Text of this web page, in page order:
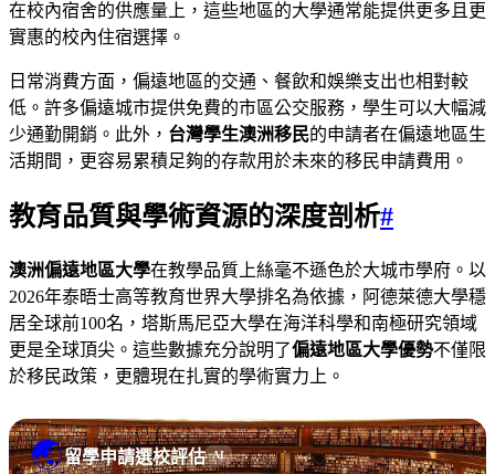
在校內宿舍的供應量上，這些地區的大學通常能提供更多且更
實惠的校內住宿選擇。
日常消費方面，偏遠地區的交通、餐飲和娛樂支出也相對較
低。許多偏遠城市提供免費的市區公交服務，學生可以大幅減
少通勤開銷。此外， 台灣學生澳洲移民的申請者在偏遠地區生
活期間，更容易累積足夠的存款用於未來的移民申請費用。
教育品質與學術資源的深度剖析#
澳洲偏遠地區大學在教學品質上絲毫不遜色於大城市學府。以
2026年泰晤士高等教育世界大學排名為依據，阿德萊德大學穩
居全球前100名，塔斯馬尼亞大學在海洋科學和南極研究領域
更是全球頂尖。這些數據充分說明了偏遠地區大學優勢不僅限
於移民政策，更體現在扎實的學術實力上。
🌏留學申請選校評估 AI